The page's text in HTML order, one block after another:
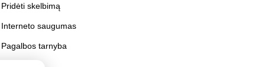
Pridėti skelbimą
Interneto saugumas
Pagalbos tarnyba